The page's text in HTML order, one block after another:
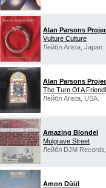
Alan Parsons
Vulture Culture
Лейбл Arista, Japan.
Alan Parsons
The Turn Of A
Лейбл Arista, USA.
Amazing Blondel
Mulgrave Street
Лейбл DJM
Amon Düül